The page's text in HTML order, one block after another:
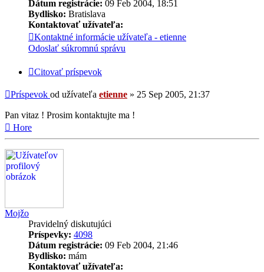
Dátum registrácie: 09 Feb 2004, 18:51
Bydlisko: Bratislava
Kontaktovať užívateľa:
Kontaktné informácie užívateľa - etienne
Odoslať súkromnú správu
Citovať príspevok
Príspevok od užívateľa etienne » 25 Sep 2005, 21:37
Pan vitaz ! Prosim kontaktujte ma !
Hore
Mojžo
Pravidelný diskutujúci
Príspevky: 4098
Dátum registrácie: 09 Feb 2004, 21:46
Bydlisko: mám
Kontaktovať užívateľa: